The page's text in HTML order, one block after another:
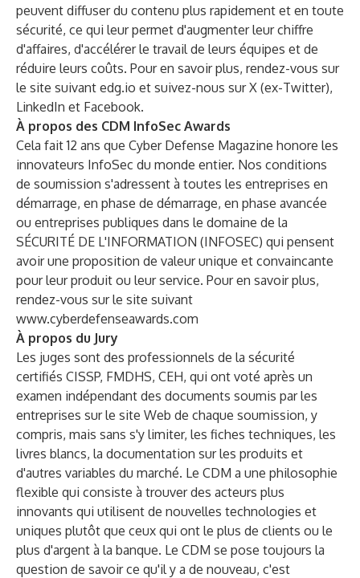
peuvent diffuser du contenu plus rapidement et en toute
sécurité, ce qui leur permet d'augmenter leur chiffre
d'affaires, d'accélérer le travail de leurs équipes et de
réduire leurs coûts. Pour en savoir plus, rendez-vous sur
le site suivant edg.io et suivez-nous surX (ex-Twitter),
LinkedIn et Facebook.
À propos des CDM InfoSec Awards
Cela fait 12 ans que Cyber Defense Magazine honore les
innovateurs InfoSec du monde entier. Nos conditions
de soumission s'adressent à toutes les entreprises en
démarrage, en phase de démarrage, en phase avancée
ou entreprises publiques dans le domaine de la
SÉCURITÉ DE L'INFORMATION (INFOSEC) qui pensent
avoir une proposition de valeur unique et convaincante
pour leur produit ou leur service. Pour en savoir plus,
rendez-vous sur le site suivant
www.cyberdefenseawards.com
À propos du Jury
Les juges sont des professionnels de la sécurité
certifiés CISSP, FMDHS, CEH, qui ont voté après un
examen indépendant des documents soumis par les
entreprises sur le site Web de chaque soumission, y
compris, mais sans s'y limiter, les fiches techniques, les
livres blancs, la documentation sur les produits et
d'autres variables du marché. Le CDM a une philosophie
flexible qui consiste à trouver des acteurs plus
innovants qui utilisent de nouvelles technologies et
uniques plutôt que ceux qui ont le plus de clients ou le
plus d'argent à la banque. Le CDM se pose toujours la
question de savoir ce qu'il y a de nouveau, c'est